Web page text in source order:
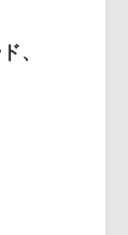
、